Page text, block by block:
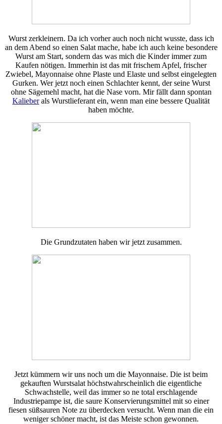
Wurst zerkleinern. Da ich vorher auch noch nicht wusste, dass ich
an dem Abend so einen Salat mache, habe ich auch keine besondere
Wurst am Start, sondern das was mich die Kinder immer zum
Kaufen nötigen. Immerhin ist das mit frischem Apfel, frischer
Zwiebel, Mayonnaise ohne Plaste und Elaste und selbst eingelegten
Gurken. Wer jetzt noch einen Schlachter kennt, der seine Wurst
ohne Sägemehl macht, hat die Nase vorn. Mir fällt dann spontan
Kalieberals Wurstlieferant ein, wenn man eine bessere Qualität
haben möchte.
Die Grundzutaten haben wir jetzt zusammen.
Jetzt kümmern wir uns noch um die Mayonnaise. Die ist beim
gekauften Wurstsalat höchstwahrscheinlich die eigentliche
Schwachstelle, weil das immer so ne total erschlagende
Industriepampe ist, die saure Konservierungsmittel mit so einer
fiesen süßsauren Note zu überdecken versucht. Wenn man die ein
weniger schöner macht, ist das Meiste schon gewonnen.